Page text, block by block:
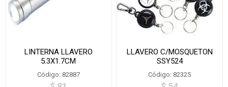
LINTERNA LLAVERO
5.3X1.7CM
Código: 82887
LLAVERO C/MOSQUETON
SSY524
Código: 82325